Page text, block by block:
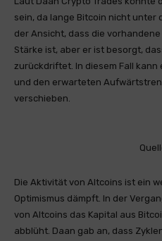
sein, da lange Bitcoin nicht unter
der Ansicht, dass die
Stärke ist, aber er ist besorgt,
zurückdriftet. In diesem Fall
und den erwarteten
verschieben.
Die Aktivität von Altcoins ist ein
Optimismus dämpft. In der
von Altcoins das Kapital aus
abblüht. Daan gab an, dass